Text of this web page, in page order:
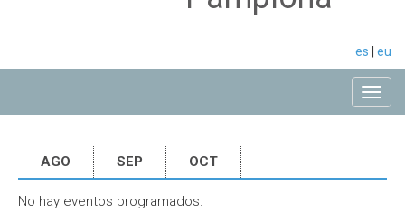
es eu
AGO SEP OCT
No hay eventos programados.